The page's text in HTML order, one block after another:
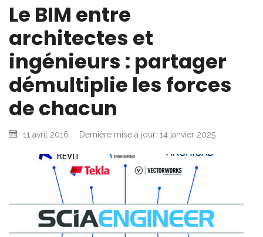
Le BIM entre
architectes et
ingénieurs : partager
démultiplie les forces
de chacun
11 avril 2016 Dernière mise à jour: 14 janvier 2025